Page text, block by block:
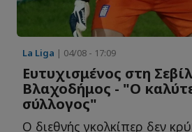
La Liga | 04/08 - 17:09
Ευτυχισμένος στη
Βλαχοδήμος - "Ο
σύλλογος"